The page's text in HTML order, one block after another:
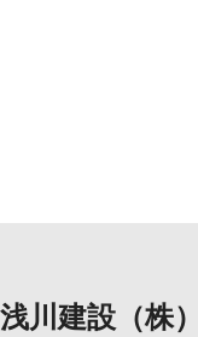
浅川建設（株